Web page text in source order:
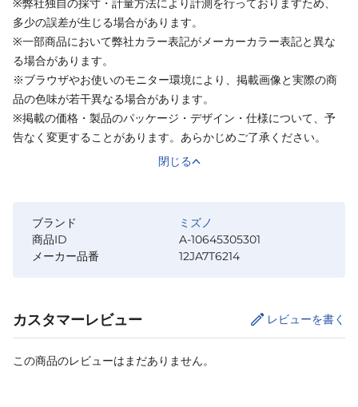
※弊社独自の採寸・計量方法により計測を行っておりますため、
多少の誤差が生じる場合があります。
※一部商品において弊社カラー表記がメーカーカラー表記と異な
る場合があります。
※ブラウザやお使いのモニター環境により、掲載画像と実際の商
品の色味が若干異なる場合があります。
※掲載の価格・製品のパッケージ・デザイン・仕様について、予
告なく変更することがあります。あらかじめご了承ください。
閉じる
ブランド
ミズノ
商品ID
A-10645305301
メーカー品番
12JA7T6214
カスタマーレビュー レビューを書く
この商品のレビューはまだありません。